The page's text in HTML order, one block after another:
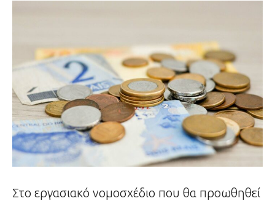
Στο εργασιακό νομοσχέδιο που θα προωθηθεί